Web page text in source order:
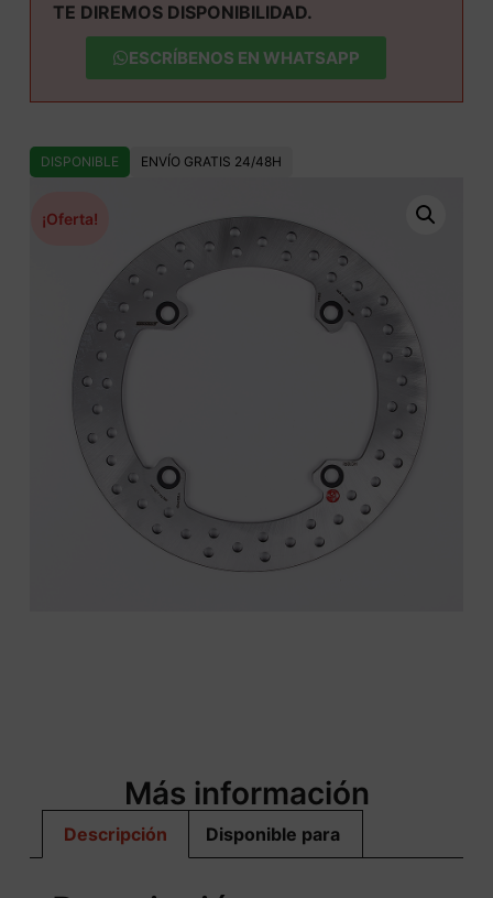
TE DIREMOS DISPONIBILIDAD.
ESCRÍBENOS EN WHATSAPP
DISPONIBLE ENVÍO GRATIS 24/48H
¡Oferta!
Más información
Descripción Disponible para